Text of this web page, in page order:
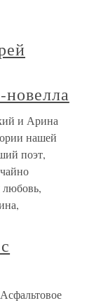
и Арина
нашей
поэт,
любовь,